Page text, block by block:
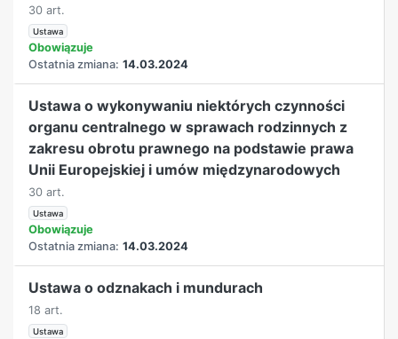
30 art.
Ustawa
Obowiązuje
Ostatnia zmiana: 14.03.2024
Ustawa o wykonywaniu niektórych czynności
organu centralnego w sprawach rodzinnych z
zakresu obrotu prawnego na podstawie prawa
Unii Europejskiej i umów międzynarodowych
30 art.
Ustawa
Obowiązuje
Ostatnia zmiana: 14.03.2024
Ustawa o odznakach i mundurach
18 art.
Ustawa